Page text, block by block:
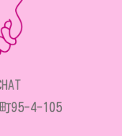
95-4-105